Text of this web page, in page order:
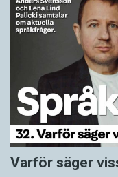
Varför säger